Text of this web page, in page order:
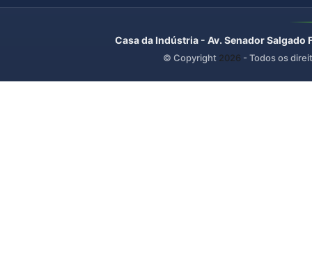
Casa da Indústria - Av. Senador
© Copyright 2026 - Todos os